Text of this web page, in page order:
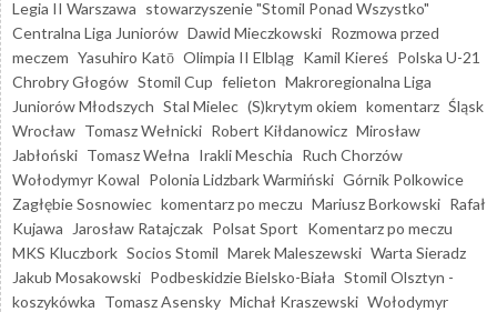
Legia II Warszawa stowarzyszenie "Stomil Ponad Wszystko"
Centralna Liga Juniorów Dawid Mieczkowski Rozmowa przed
meczem Yasuhiro Katō Olimpia II Elbląg Kamil Kiereś Polska U-21
Chrobry Głogów Stomil Cup felieton Makroregionalna Liga
Juniorów Młodszych Stal Mielec (S)krytym okiem komentarz Śląsk
Wrocław Tomasz Wełnicki Robert Kiłdanowicz Mirosław
Jabłoński Tomasz Wełna Irakli Meschia Ruch Chorzów
Wołodymyr Kowal Polonia Lidzbark Warmiński Górnik Polkowice
Zagłębie Sosnowiec komentarz po meczu Mariusz Borkowski Rafał
Kujawa
Jarosław Ratajczak Polsat Sport Komentarz po meczu
MKS Kluczbork Socios Stomil Marek Maleszewski Warta Sieradz
Jakub Mosakowski Podbeskidzie Bielsko-Biała Stomil Olsztyn -
koszykówka Tomasz Asensky Michał Kraszewski Wołodymyr